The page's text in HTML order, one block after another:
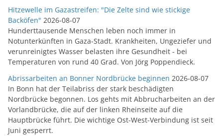
Hitzewelle im Gazastreifen: "Die Zelte sind wie stickige
Backöfen" 2026-08-07
Hunderttausende Menschen leben noch immer in
Notunterkünften in Gaza-Stadt. Krankheiten, Ungeziefer und
verunreinigtes Wasser belasten ihre Gesundheit - bei
Temperaturen von rund 40 Grad. Von Jörg Poppendieck.
Abrissarbeiten an Bonner Nordbrücke beginnen 2026-08-07
In Bonn hat der Teilabriss der stark beschädigten
Nordbrücke begonnen. Los gehts mit Abbrucharbeiten an der
Vorlandbrücke, die auf der linken Rheinseite auf die
Hauptbrücke führt. Die wichtige Ost-West-Verbindung ist seit
Juni gesperrt.